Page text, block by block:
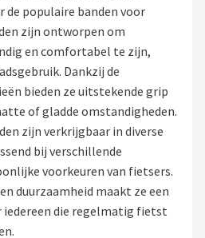
de populaire banden voor
zijn ontworpen om
en comfortabel te zijn,
Dankzij de
bieden ze uitstekende grip
of gladde omstandigheden.
zijn verkrijgbaar in diverse
bij verschillende
voorkeuren van fietsers.
duurzaamheid maakt ze een
iedereen die regelmatig fietst